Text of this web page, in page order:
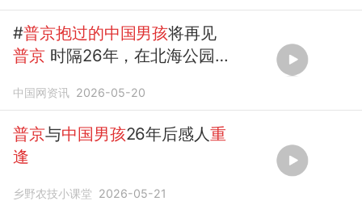
#普京抱过的中国男孩将再见
普京 时隔26年，在北海公园
再见普京。回忆起26...
中国网资讯 2026-05-20
普京与中国男孩26年后感人重
逢
乡野农技小课堂 2026-05-21